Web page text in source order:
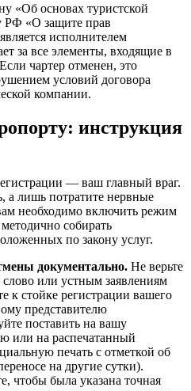
«Об основах туристской
РФ «О защите прав
исполнителем
за все элементы, входящие в
чартер отменен, это
условий договора
компании.
инструкция
— ваш главный враг.
а лишь потратите нервные
необходимо включить режим
собирать
по закону услуг.
документально. Не верьте
или устным заявлениям
к стойке регистрации вашего
представителю
поставить на вашу
или на распечатанный
печать с отметкой об
на другие сутки).
чтобы была указана точная